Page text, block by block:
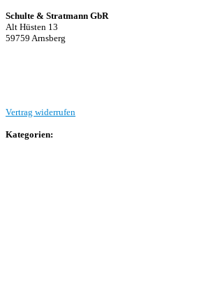
Schulte & Stratmann GbR
Alt Hüsten 13
59759 Arnsberg
Vertrag widerrufen
Kategorien: